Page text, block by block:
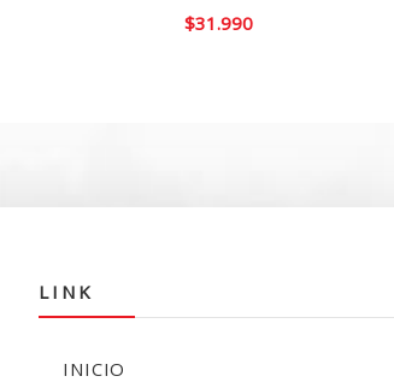
$31.990
LINK
INICIO